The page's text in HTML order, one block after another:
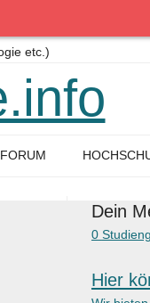
Dein
0
Hier
etc.)
FORUM